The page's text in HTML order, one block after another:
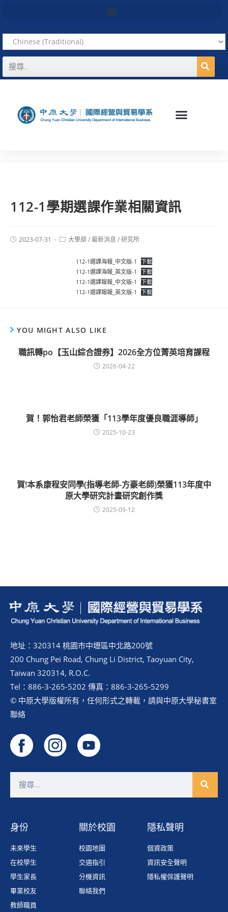
112-1學期選課作業相關資訊
2023-07-31 大學部/最新消息 /研究所
112-1選課海報_中文版-1
下載
112-1選課海報_英文版-1
下載
112-1選課報報_中文版-1
下載
112-1選課報報_英文版-1
下載
YOU MIGHT ALSO LIKE
職訊轉po【玉山綜合證券】2026全方位菁英培育課程
2026-04-22
賀！郭怡君老師榮獲「113學年度優良職涯導師」
2025-10-23
賀!本系康程安同學(指導老師-方豪老師)榮獲113年度中
原大學研究計畫研究創作獎
2025-09-12
地址：320314 桃園市中壢區中北路200號
200 Chung Pei Road, Chung Li District, Taoyuan City,
Taiwan 320314, R.O.C.
Tel：886-3-265-5202 傳真：886-3-265-5299
© 中原大學版權所有，任何形式之轉載，請與中原大學秘書室
聯絡
身份
未來學生
在校學生
學生家長
畢業校友
教師職員
關於校園
校園地圖
交通指引
分機資訊
聯絡我們
隱私聲明
個資政策
資訊安全聲明
隱私權保護聲明